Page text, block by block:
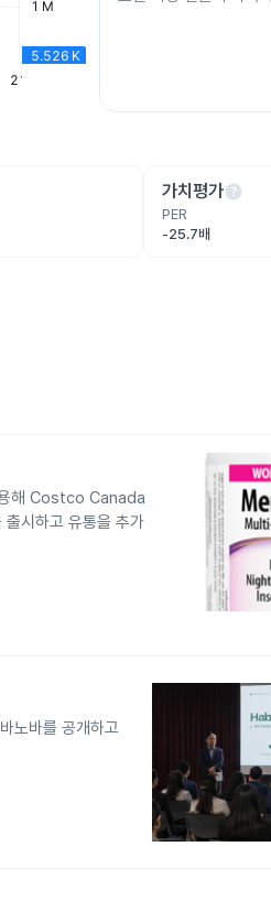
가치평가help
PER
-25.7배
해 Costco Canada
시하고 유통을 추가
노바를 공개하고